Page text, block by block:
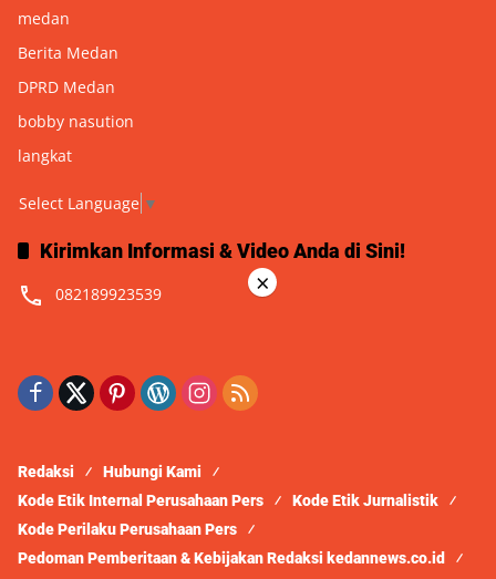
medan
Berita Medan
DPRD Medan
bobby nasution
langkat
Select Language ▼
Kirimkan Informasi & Video Anda di Sini!
082189923539
Redaksi
Hubungi Kami
Kode Etik Internal Perusahaan Pers
Kode Etik Jurnalistik
Kode Perilaku Perusahaan Pers
Pedoman Pemberitaan & Kebijakan Redaksi kedannews.co.id
×